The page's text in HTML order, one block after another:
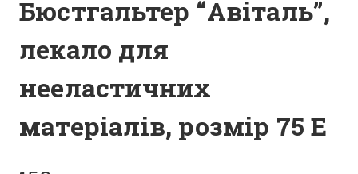
Бюстгальтер “Авіталь”,
лекало для
нееластичних
матеріалів, розмір 75 E